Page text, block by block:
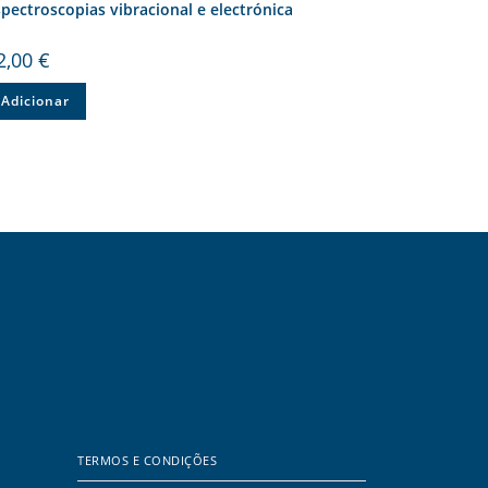
vibracional e electrónica
€
Adicionar
TERMOS E CONDIÇÕES